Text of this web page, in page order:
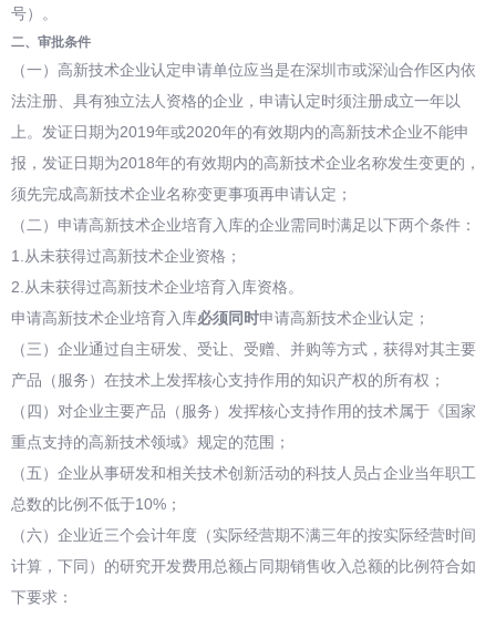
号）。
二、审批条件
（一）高新技术企业认定申请单位应当是在深圳市或深汕合作区内依
法注册、具有独立法人资格的企业，申请认定时须注册成立一年以
上。发证日期为2019年或2020年的有效期内的高新技术企业不能申
报，发证日期为2018年的有效期内的高新技术企业名称发生变更的，
须先完成高新技术企业名称变更事项再申请认定；
（二）申请高新技术企业培育入库的企业需同时满足以下两个条件：
1.从未获得过高新技术企业资格；
2.从未获得过高新技术企业培育入库资格。
申请高新技术企业培育入库必须同时申请高新技术企业认定；
（三）企业通过自主研发、受让、受赠、并购等方式，获得对其主要
产品（服务）在技术上发挥核心支持作用的知识产权的所有权；
（四）对企业主要产品（服务）发挥核心支持作用的技术属于《国家
重点支持的高新技术领域》规定的范围；
（五）企业从事研发和相关技术创新活动的科技人员占企业当年职工
总数的比例不低于10%；
（六）企业近三个会计年度（实际经营期不满三年的按实际经营时间
计算，下同）的研究开发费用总额占同期销售收入总额的比例符合如
下要求：